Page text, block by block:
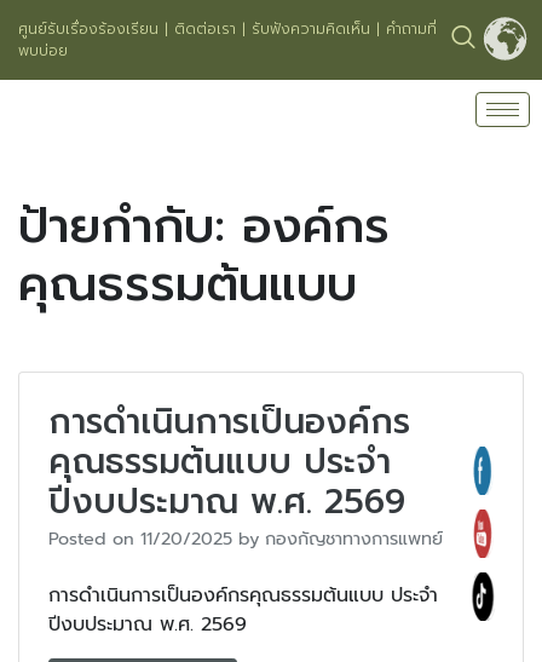
ศูนย์รับเรื่องร้องเรียน | ติดต่อเรา | รับฟังความคิดเห็น | คำถามที่
พบบ่อย
ป้ายกำกับ: องค์กร
คุณธรรมต้นแบบ
การดำเนินการเป็นองค์กร
คุณธรรมต้นแบบ ประจำ
ปีงบประมาณ พ.ศ. 2569
Posted on 11/20/2025 by กองกัญชาทางการแพทย์
การดำเนินการเป็นองค์กรคุณธรรมต้นแบบ ประจำ
ปีงบประมาณ พ.ศ. 2569